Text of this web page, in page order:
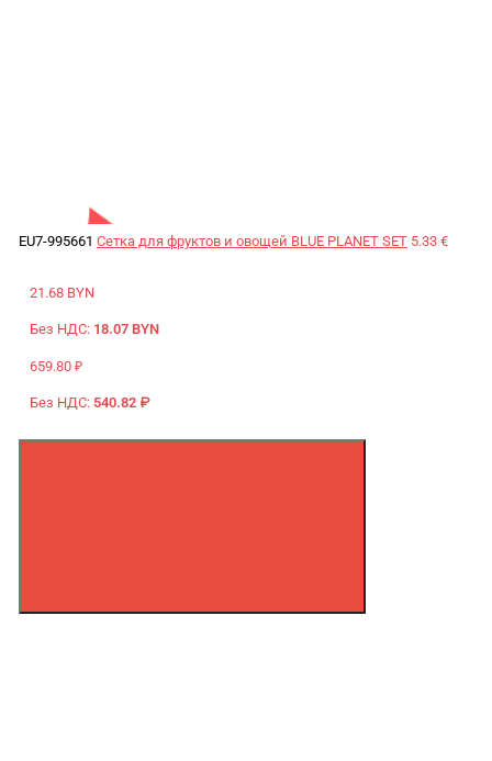
EU7-995661 Сетка для фруктов и овощей BLUE PLANET SET 5.33 €
21.68 BYN
Без НДС: 18.07 BYN
659.80 ₽
Без НДС: 540.82 ₽